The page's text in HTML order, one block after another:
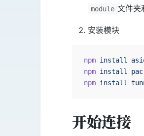
module 文件夹
安装模块
npm install
npm install
npm install
开始连接